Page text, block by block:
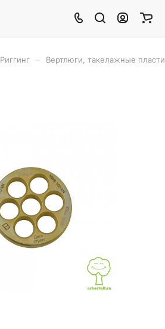
Риггинг Вертлюги, такелажные